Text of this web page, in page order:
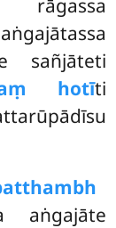
sañjāteti
hotīti
aṅgajāte